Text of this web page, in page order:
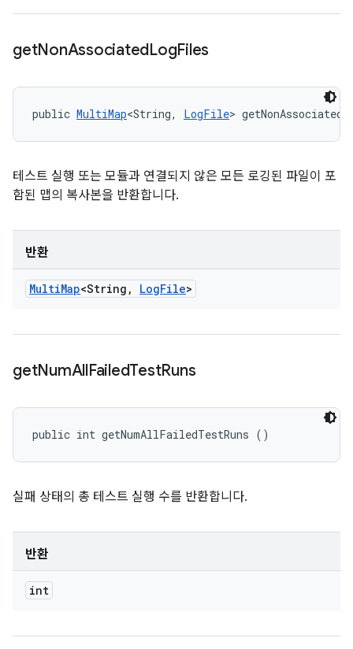
getNonAssociatedLogFiles
public MultiMap<String, LogFile>
테스트 실행 또는 모듈과 연결되지 않은 모든 로깅된 파일이 포
함된 맵의 복사본을 반환합니다.
반환
MultiMap<String , LogFile>
getNumAllFailedTestRuns
public int getNumAllFailedTestRuns ()
실패 상태의 총 테스트 실행 수를 반환합니다.
반환
int